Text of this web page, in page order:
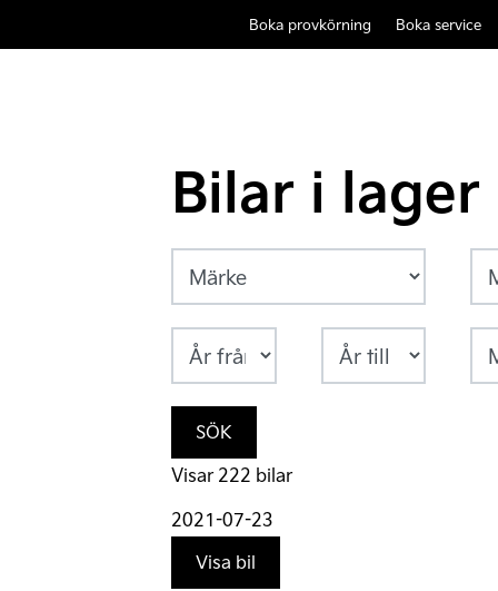
Boka provkörning Boka service
Bilar i lager
SÖK
Visar 222 bilar
2021-07-23
Visa bil